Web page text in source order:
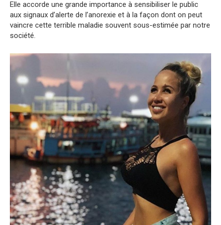
Elle accorde une grande importance à sensibiliser le public
aux signaux d’alerte de l’anorexie et à la façon dont on peut
vaincre cette terrible maladie souvent sous-estimée par notre
société.